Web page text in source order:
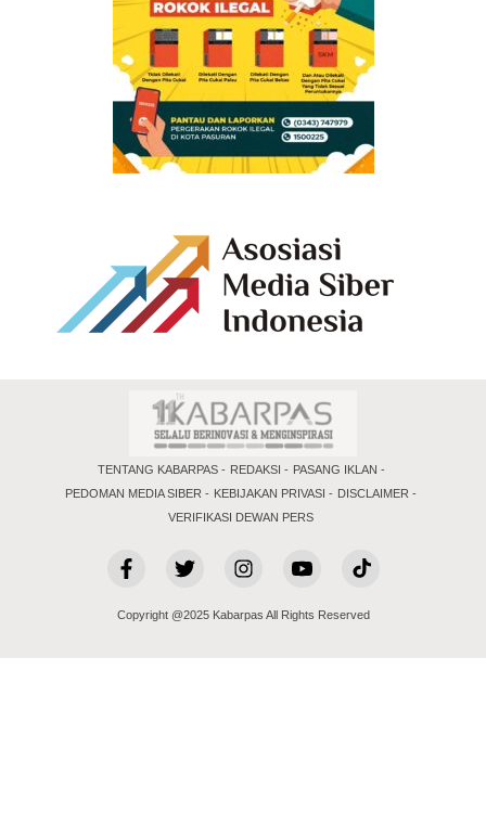
TENTANG KABARPAS REDAKSI
PASANG IKLAN
PEDOMAN MEDIA SIBER
KEBIJAKAN PRIVASI
DISCLAIMER
VERIFIKASI DEWAN PERS
Copyright @2025 Kabarpas All Rights Reserved